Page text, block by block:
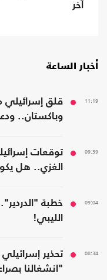
آخر
أخبار الساعة
11:19
قلق إسرائيلي
وباكستان..
09:39
توقعات
الغزي.. هل
09:04
خطبة
الليبي!
08:34
تحذير
"انشغالنا